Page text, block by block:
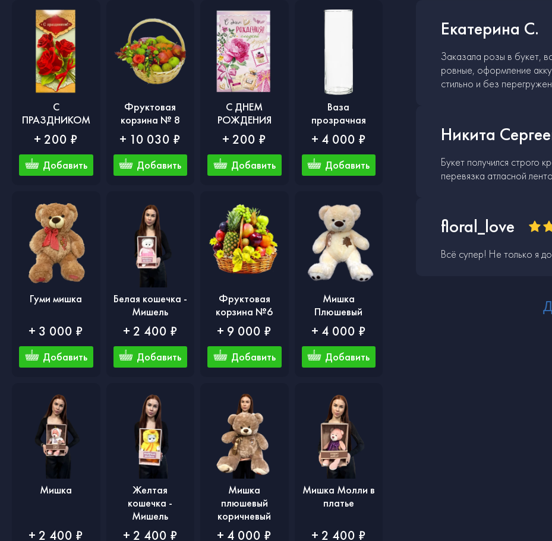
С
ПРАЗДНИКОМ
+ 200 ₽
Добавить
Фруктовая
корзина № 8
+ 10 030 ₽
Добавить
С ДНЕМ
РОЖДЕНИЯ
+ 200 ₽
Добавить
Ваза
прозрачная
+ 4 000 ₽
Добавить
Гуми мишка
+ 3 000 ₽
Добавить
Белая кошечка -
Мишель
+ 2 400 ₽
Добавить
Фруктовая
корзина №6
+ 9 000 ₽
Добавить
Мишка
Плюшевый
+ 4 000 ₽
Добавить
Мишка
+ 2 400 ₽
Желтая
кошечка -
Мишель
+ 2 400 ₽
Мишка
плюшевый
коричневый
+ 4 000 ₽
Мишка Молли в
платье
+ 2 400 ₽
Екатерина С.
Заказала розы в букет,
ровные, оформление
стильно и без
Никита
Букет получился строго
перевязка атласной
floral_love
Всё супер! Не только я